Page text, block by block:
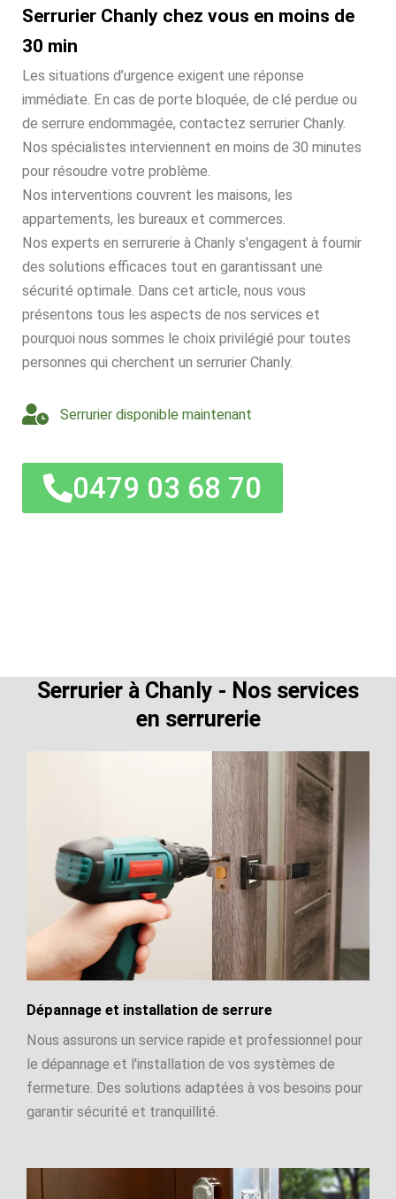
Serrurier Chanly chez vous en moins de
30 min
Les situations d’urgence exigent une réponse
immédiate. En cas de porte bloquée, de clé perdue ou
de serrure endommagée, contactez serrurier Chanly.
Nos spécialistes interviennent en moins de 30 minutes
pour résoudre votre problème.
Nos interventions couvrent les maisons, les
appartements, les bureaux et commerces.
Nos experts en serrurerie à Chanly s'engagent à fournir
des solutions efficaces tout en garantissant une
sécurité optimale. Dans cet article, nous vous
présentons tous les aspects de nos services et
pourquoi nous sommes le choix privilégié pour toutes
personnes qui cherchent un serrurier Chanly.
Serrurier disponible maintenant
0479 03 68 70
Serrurier à Chanly - Nos services
en serrurerie
Dépannage et installation de serrure
Nous assurons un service rapide et professionnel pour
le dépannage et l'installation de vos systèmes de
fermeture. Des solutions adaptées à vos besoins pour
garantir sécurité et tranquillité.